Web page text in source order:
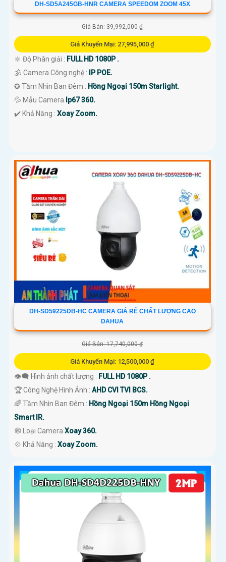
DH-SD5A245GB-HNR CAMERA SPEEDOM ZOOM 45X
Giá Bán: 39,992,000 ₫
Giá Khuyến Mại: 27,995,000 ₫
🔆 Độ Phân giải : FULL HD 1080P .
🕉️ Camera Công nghệ :
IP POE.
✪ Tầm Nhìn Ban Đêm : Hồng Ngoại 150m Starlight.
💦 Mẫu Camera Ip67 360.
️✔️ Khả Năng : Xoay Zoom.
DH-SD59225DB-HC CAMERA GIÁ RẺ CHẤT LƯỢNG CAO
DAHUA
Giá Bán: 17,740,000 ₫
Giá Khuyến Mại: 12,500,000 ₫
👁️‍🗨 Hình ảnh chất lượng : FULL HD 1080P .
🏆 Công Nghệ Hình Ảnh : AHD CVI TVI BCS.
🌈 Tầm Nhìn Ban Đêm : Hồng Ngoại 150m Hồng Ngoại
Smart IR.
🕸️ Loại Camera Xoay 360.
️💠 Khả Năng : Xoay Zoom.